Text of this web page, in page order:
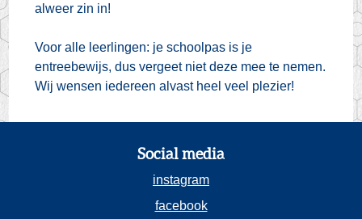
alweer zin in!
Voor alle leerlingen: je schoolpas is je
entreebewijs, dus vergeet niet deze mee te nemen.
Wij wensen iedereen alvast heel veel plezier!
Social media
instagram
facebook